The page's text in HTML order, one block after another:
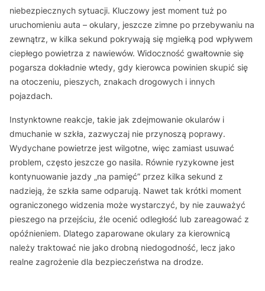
niebezpiecznych sytuacji. Kluczowy jest moment tuż po
uruchomieniu auta – okulary, jeszcze zimne po przebywaniu na
zewnątrz, w kilka sekund pokrywają się mgiełką pod wpływem
ciepłego powietrza z nawiewów. Widoczność gwałtownie się
pogarsza dokładnie wtedy, gdy kierowca powinien skupić się
na otoczeniu, pieszych, znakach drogowych i innych
pojazdach.
Instynktowne reakcje, takie jak zdejmowanie okularów i
dmuchanie w szkła, zazwyczaj nie przynoszą poprawy.
Wydychane powietrze jest wilgotne, więc zamiast usuwać
problem, często jeszcze go nasila. Równie ryzykowne jest
kontynuowanie jazdy „na pamięć” przez kilka sekund z
nadzieją, że szkła same odparują. Nawet tak krótki moment
ograniczonego widzenia może wystarczyć, by nie zauważyć
pieszego na przejściu, źle ocenić odległość lub zareagować z
opóźnieniem. Dlatego zaparowane okulary za kierownicą
należy traktować nie jako drobną niedogodność, lecz jako
realne zagrożenie dla bezpieczeństwa na drodze.